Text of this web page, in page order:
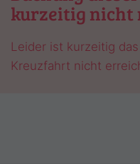
kurzeitig nicht
Leider ist kurzeitig
Kreuzfahrt nicht